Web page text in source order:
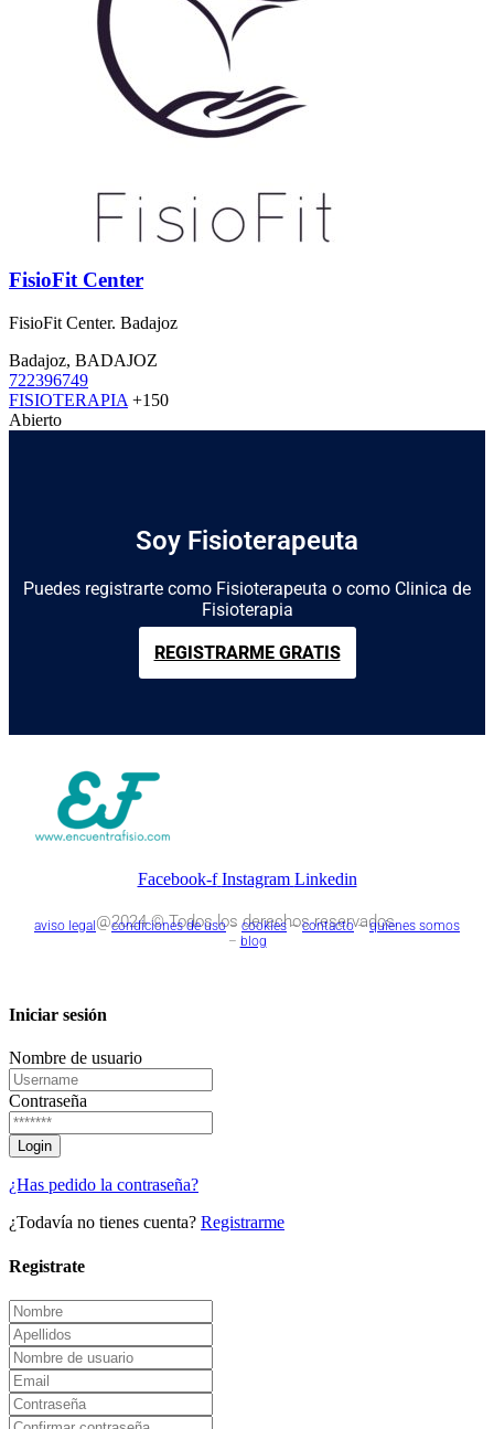
FisioFit Center
FisioFit Center. Badajoz
Badajoz, BADAJOZ
722396749
FISIOTERAPIA +150
Abierto
Soy Fisioterapeuta
Puedes registrarte como Fisioterapeuta o como Clinica de
Fisioterapia
REGISTRARME GRATIS
Facebook-f Instagram Linkedin
@2024 © Todos los derechos reservados.
aviso legal–condiciones de uso– cookies –contacto–quienes somos
– blog
Iniciar sesión
Nombre de usuario
Contraseña
¿Has pedido la contraseña?
¿Todavía no tienes cuenta? Registrarme
Registrate